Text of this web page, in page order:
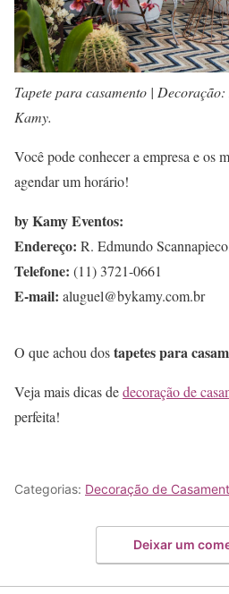
Tapete para casamento |
Kamy.
Você pode conhecer a empresa e os
agendar um horário!
by Kamy Eventos:
Endereço: R. Edmundo
Telefone: (11) 3721-0661
E-mail: aluguel@bykamy.com.br
O que achou dostapetes para
Veja mais dicas dedecoração de
perfeita!
Categorias: Decoração de
Deixar um